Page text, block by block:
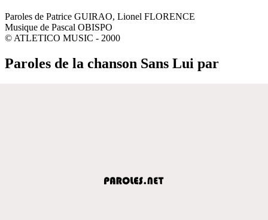
Paroles de Patrice GUIRAO, Lionel FLORENCE
Musique de Pascal OBISPO
© ATLETICO MUSIC - 2000
Paroles de la chanson Sans Lui par